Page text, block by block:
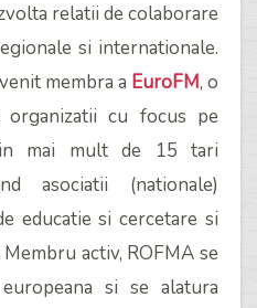
relatii de colaborare
si internationale.
membra a EuroFM, o
cu focus pe
in mai mult de 15 tari
asociatii (nationale)
educatie si cercetare si
activ, ROFMA se
si se alatura